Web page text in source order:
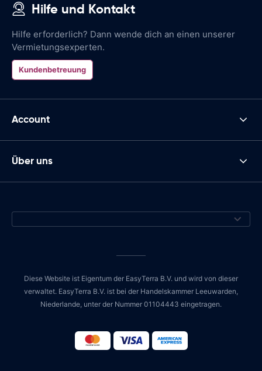
Hilfe und Kontakt
Hilfe erforderlich? Dann wende dich an einen unserer
Vermietungsexperten.
Kundenbetreuung
Account
Über uns
Diese Website ist Eigentum der EasyTerra B.V. und wird von dieser
verwaltet. EasyTerra B.V. ist bei der Handelskammer Leeuwarden,
Niederlande, unter der Nummer 01104443 eingetragen.